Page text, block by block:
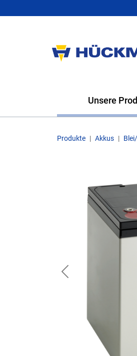
Unsere
Produkte Akkus
Previous